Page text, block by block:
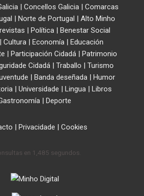
| Concellos Galicia| Comarcas
| Norte de Portugal | Alto Minho
| Política| Benestar Social
| Cultura | Economía | Educación
| Participación Cidadá| Patrimonio
Cidadá | Traballo | Turismo
| Banda deseñada | Humor
| Universidade | Lingua| Libros
| Deporte
| Privacidade | Cookies
en 1,485 segundos.